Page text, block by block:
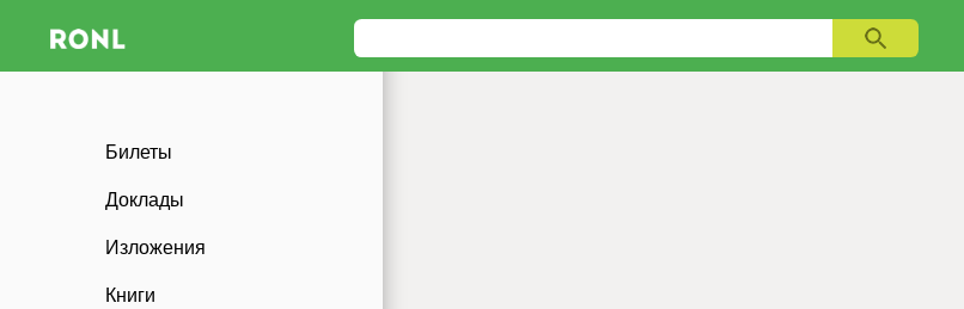
Билеты
Доклады
Изложения
Книги